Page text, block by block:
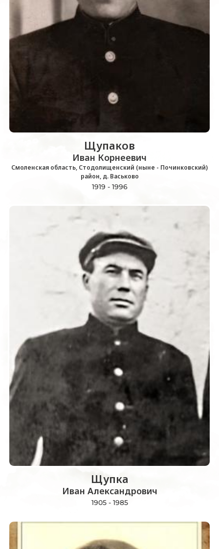
Щупаков
Иван Корнеевич
Смоленская область, Стодолищенский (ныне - Починковский)
район, д. Васьково
1919 - 1996
Щупка
Иван Александрович
1905 - 1985